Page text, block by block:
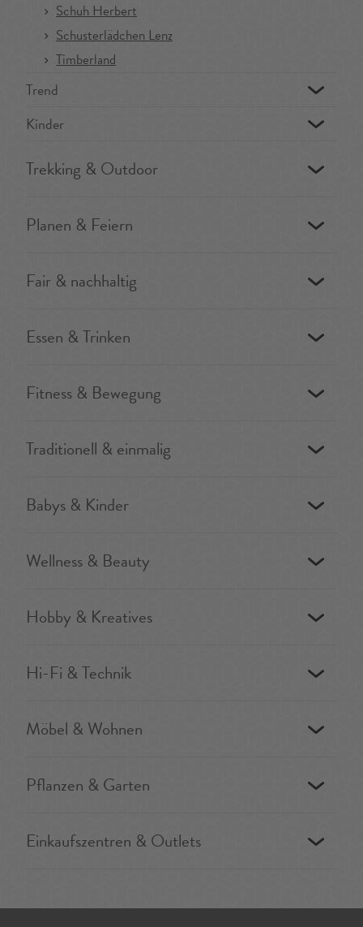
Schuh Herbert
Schusterlädchen Lenz
Timberland
Trend
Kinder
Trekking & Outdoor
Planen & Feiern
Fair & nachhaltig
Essen & Trinken
Fitness & Bewegung
Traditionell & einmalig
Babys & Kinder
Wellness & Beauty
Hobby & Kreatives
Hi-Fi & Technik
Möbel & Wohnen
Pflanzen & Garten
Einkaufszentren & Outlets